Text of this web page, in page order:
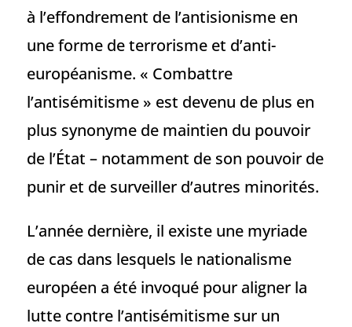
à l’effondrement de l’antisionisme en
une forme de terrorisme et d’anti-
européanisme. « Combattre
l’antisémitisme » est devenu de plus en
plus synonyme de maintien du pouvoir
de l’État – notamment de son pouvoir de
punir et de surveiller d’autres minorités.
L’année dernière, il existe une myriade
de cas dans lesquels le nationalisme
européen a été invoqué pour aligner la
lutte contre l’antisémitisme sur un